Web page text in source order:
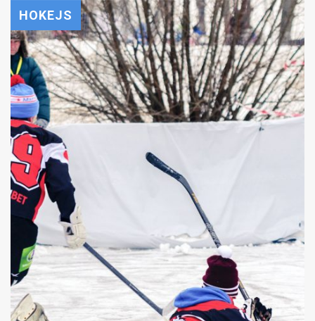
HOKEJS